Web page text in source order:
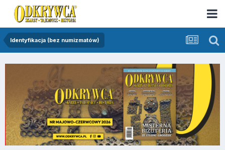
Identyfikacja (bez numizmatów)